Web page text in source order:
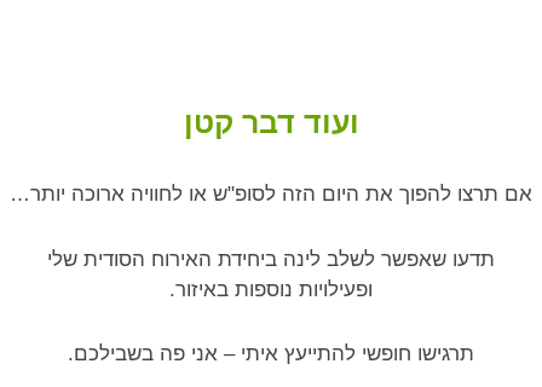
ועוד דבר קטן
אם תרצו להפוך את היום הזה לסופ"ש או לחוויה ארוכה יותר…
תדעו שאפשר לשלב לינה ביחידת האירוח הסודית שלי
ופעילויות נוספות באיזור.
תרגישו חופשי להתייעץ איתי – אני פה בשבילכם.